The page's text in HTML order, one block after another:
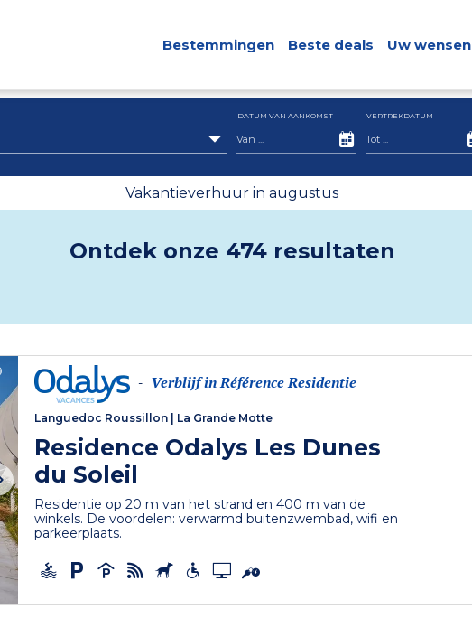
Bestemmingen Beste deals Uw wensen
DATUM VAN AANKOMST VERTREKDATUM
Vakantieverhuur in augustus
Ontdek onze 474 resultaten
- Verblijf in Référence Residentie
Languedoc Roussillon La Grande Motte
Residence Odalys Les Dunes
du Soleil
Residentie op 20 m van het strand en 400 m van de
winkels. De voordelen: verwarmd buitenzwembad, wifi en
parkeerplaats.